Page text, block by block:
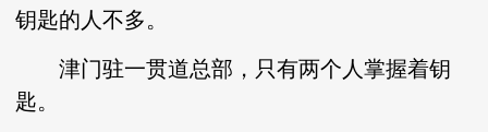
钥匙的人不多。
津门驻一贯道总部，只有两个人掌握着钥
匙。